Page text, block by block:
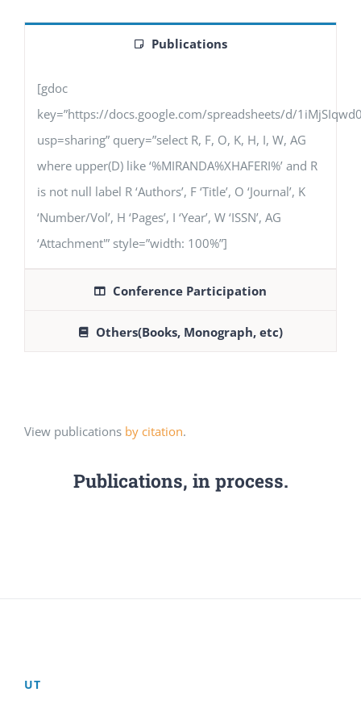
Publications
[gdoc
key=”https://docs.google.com/spreadsheets/d/
usp=sharing” query=”select R, F, O, K, H, I, W, AG
where upper(D) like ‘%MIRANDA%XHAFERI%’ and R
is not null label R ‘Authors’, F ‘Title’, O ‘Journal’, K
‘Number/Vol’, H ‘Pages’, I ‘Year’, W ‘ISSN’, AG
‘Attachment'” style=”width: 100%”]
Conference Participation
Others(Books, Monograph, etc)
View publications by citation.
Publications, in process.
UT